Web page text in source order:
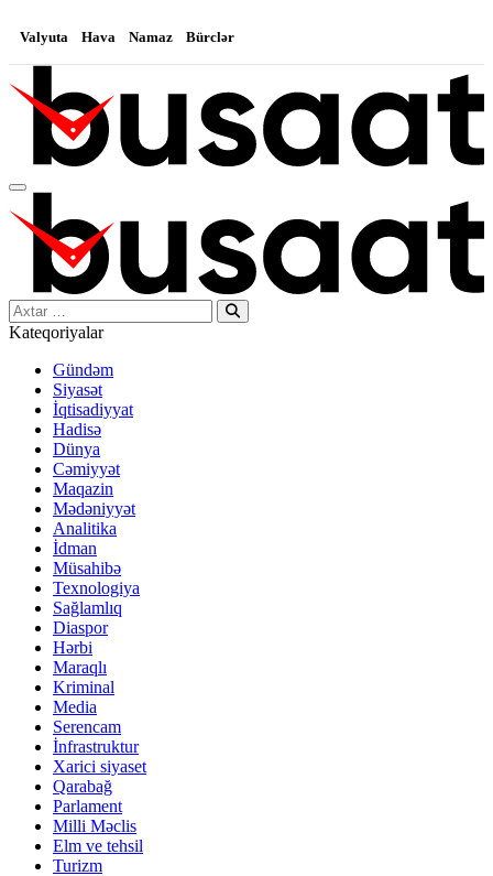
Valyuta Hava Namaz Bürclər
Search…
Kateqoriyalar
Gündəm
Siyasət
İqtisadiyyat
Hadisə
Dünya
Cəmiyyət
Maqazin
Mədəniyyət
Analitika
İdman
Müsahibə
Texnologiya
Sağlamlıq
Diaspor
Hərbi
Maraqlı
Kriminal
Media
Serencam
İnfrastruktur
Xarici siyaset
Qarabağ
Parlament
Milli Məclis
Elm ve tehsil
Turizm